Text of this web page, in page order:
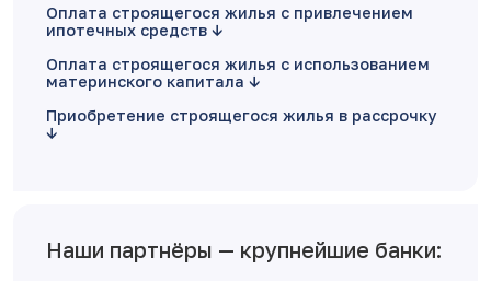
Оплата строящегося жилья с привлечением
ипотечных средств
Оплата строящегося жилья с использованием
материнского капитала
Приобретение строящегося жилья в рассрочку
Наши партнёры — крупнейшие банки: